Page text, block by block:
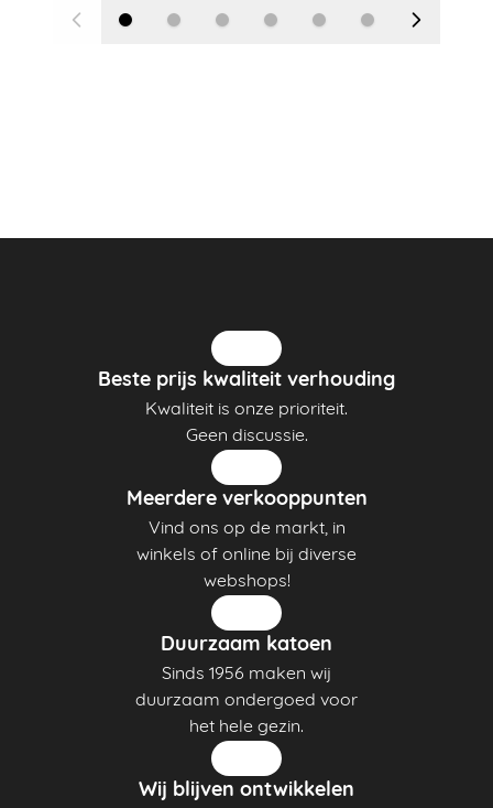
Beste prijs kwaliteit verhouding
Kwaliteit is onze prioriteit.
Geen discussie.
Meerdere verkooppunten
Vind ons op de markt, in
winkels of online bij diverse
webshops!
Duurzaam katoen
Sinds 1956 maken wij
duurzaam ondergoed voor
het hele gezin.
Wij blijven ontwikkelen